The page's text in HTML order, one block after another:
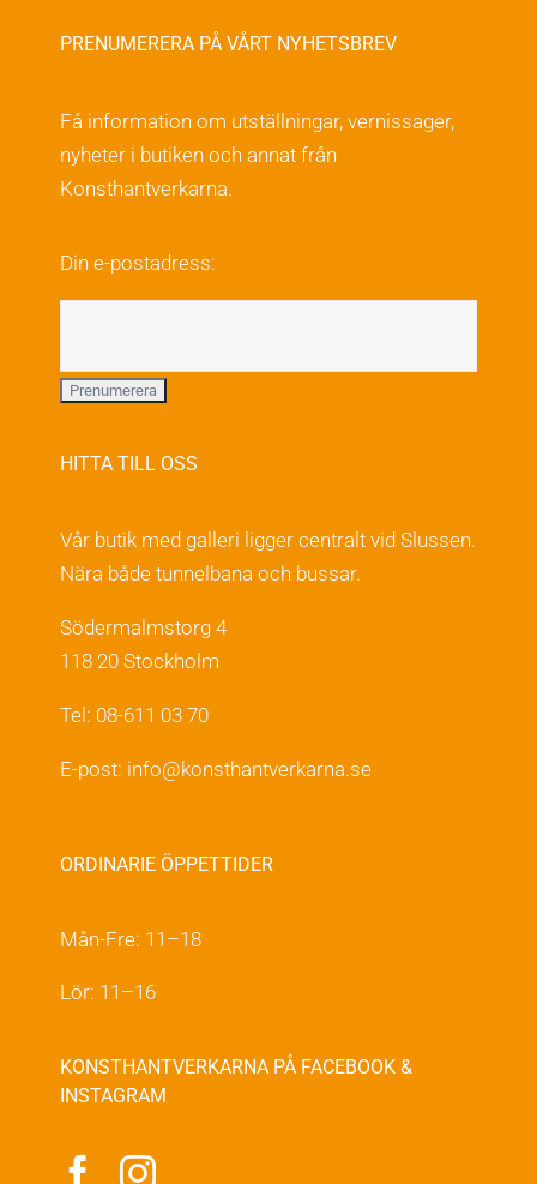
PRENUMERERA PÅ VÅRT NYHETSBREV
Få information om utställningar, vernissager,
nyheter i butiken och annat från
Konsthantverkarna.
Din e-postadress:
HITTA TILL OSS
Vår butik med galleri ligger centralt vid Slussen.
Nära både tunnelbana och bussar.
Södermalmstorg 4
118 20 Stockholm
Tel: 08-611 03 70
E-post: info@konsthantverkarna.se
ORDINARIE ÖPPETTIDER
Mån-Fre: 11–18
Lör: 11–16
KONSTHANTVERKARNA PÅ FACEBOOK &
INSTAGRAM